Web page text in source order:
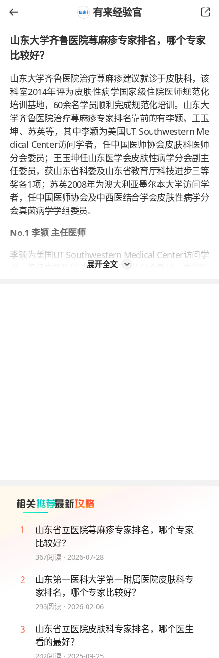
有来经验官
山东大学齐鲁医院荨麻疹专家排名，哪个专家
比较好？
山东大学齐鲁医院治疗荨麻疹建议就诊于皮肤科，该
科室2014年评为皮肤性病学国家级住院医师规范化
培训基地，60余名学员顺利完成规范化培训。山东大
学齐鲁医院治疗荨麻疹专家排名靠前的有李颖、王玉
坤、苏英等，其中李颖为美国UT Southwestern Me
dical Center访问学者，任中国医师协会皮肤科医师
分会委员；王玉坤任山东医学会皮肤性病学分会副主
任委员，获山东省科委及山东省教育厅科技进步三等
奖各1项；苏英2008年为澳大利亚墨尔本大学访问学
者，任中国医师协会及中西医结合学会皮肤性病学分
会真菌病学学组委员。
No.1 李颖 主任医师
李颖为美国UT Southwestern Medical Center访问学
者，担任中国医师协会皮肤科医师分会委员、中华医
篇，参编著作5部。每年承担医学院七年制、五年制
临床教学任务，在大疱性皮肤病、结缔组织病、过敏
性皮肤病等皮肤病的临床诊疗方面积累了丰富经验，
在皮肤病理与疑难皮肤病的诊断方面见长。
No.3 苏英 主任医师、硕士研究生导师
苏英2008年为澳大利亚墨尔本大学访问学者，现任
中国医师协会及中西医结合学会皮肤性病学分会真菌
病学学组委员、山东医学会药物临床研究与评价分会
SCI及核心期刊文章10余篇，主持参与多项省部级课
题研究。曾获山东省卫生厅科技创新成果奖二等奖、
展开全文
1
山东省立医院荨麻疹专家排名，哪个专家
比较好？
367阅读 · 2026-07-28
2
山东第一医科大学第一附属医院皮肤科专
家排名，哪个专家比较好？
296阅读 · 2026-02-06
3
山东省立医院皮肤科专家排名，哪个医生
看的最好？
242阅读 · 2025-09-25